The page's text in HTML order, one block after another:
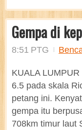
Gempa di
8:51 PTG
KUALA
6.5 pada skala
petang ini.
gempa itu
708km timur laut